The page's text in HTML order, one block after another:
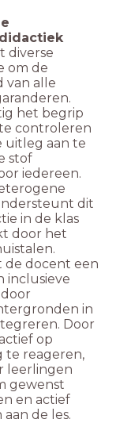
diverse
om de
van alle
het begrip
controleren
uitleg aan te
stof
iedereen.
dit
in de klas
door het
de docent een
inclusieve
in
Door
op
te reageren,
leerlingen
gewenst
en actief
de les.